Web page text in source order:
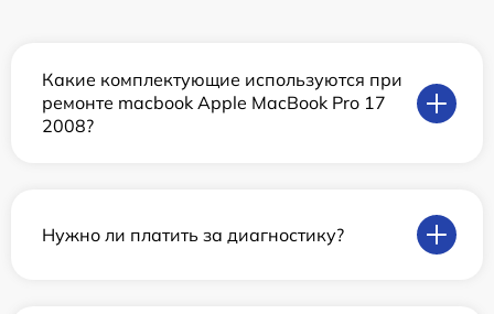
Какие комплектующие используются при
ремонте macbook Apple MacBook Pro 17
2008?
Нужно ли платить за диагностику?